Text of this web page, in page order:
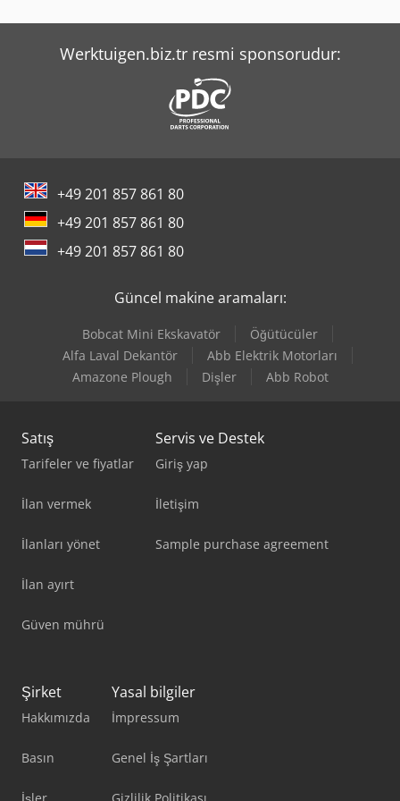
Werktuigen.biz.tr resmi sponsorudur:
+49 201 857 861 80
+49 201 857 861 80
+49 201 857 861 80
Güncel makine aramaları:
Bobcat Mini Ekskavatör
Öğütücüler
Alfa Laval Dekantör
Abb Elektrik Motorları
Amazone Plough
Dişler Abb Robot
Satış
Tarifeler ve fiyatlar
İlan vermek
İlanları yönet
İlan ayırt
Güven mührü
Servis ve Destek
Giriş yap
İletişim
Sample purchase agreement
Şirket
Hakkımızda
Basın
Yasal bilgiler
İmpressum
Genel İş Şartları